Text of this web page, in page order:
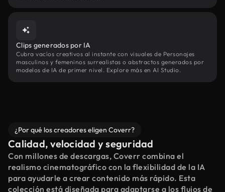
Clips generados por IA
Cubra vacíos creativos al instante con visuales de Personajes
masculinos y femeninos surrealistas o abstractos generados por
modelos de IA de primer nivel. Explore más en AI Studio.
¿Por qué los creadores eligen Coverr?
Calidad, velocidad y seguridad
Con millones de descargas, Coverr combina el
realismo cinematográfico con la flexibilidad de la IA
para ayudarle a crear contenido más rápido. Esta
colección está diseñada para adaptarse a los flujos de